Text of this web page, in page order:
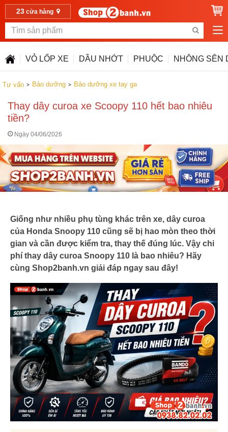
23cửa hàng
VỎ LỐP XE DẦU NHỚT PHUỘC NHÔNG SÊN
Tư vấn Bảo dưỡng Bảo dưỡng xe tay ga
Thay dây curoa xe Scoopy 110 hết bao nhiêu
tiền?
Ngày 04/06/2026
Giống như nhiều phụ tùng khác trên xe, dây curoa
của Honda Snoopy 110 cũng sẽ bị hao mòn theo thời
gian và cần được kiểm tra, thay thế đúng lúc. Vậy chi
phí thay dây curoa Snoopy 110 là bao nhiêu? Hãy
cùng Shop2banh.vn giải đáp ngay sau đây!